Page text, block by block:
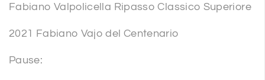
Fabiano Valpolicella Ripasso Classico Superiore
2021 Fabiano Vajo del Centenario
Pause: